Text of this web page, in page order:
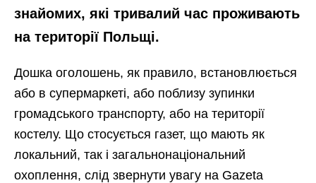
знайомих, які тривалий час проживають
на території Польщі.
Дошка оголошень, як правило, встановлюється
або в супермаркеті, або поблизу зупинки
громадського транспорту, або на території
костелу. Що стосується газет, що мають як
локальний, так і загальнонаціональний
охоплення, слід звернути увагу на Gazeta